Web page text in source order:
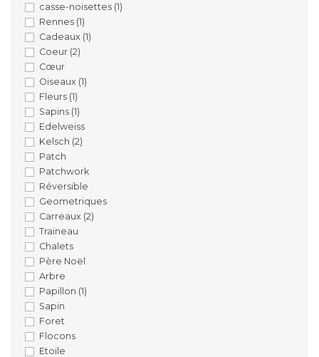
casse-noisettes (1)
Rennes (1)
Cadeaux (1)
Coeur (2)
Cœur
Oiseaux (1)
Fleurs (1)
Sapins (1)
Edelweiss
Kelsch (2)
Patch
Patchwork
Réversible
Geometriques
Carreaux (2)
Traineau
Chalets
Père Noël
Arbre
Papillon (1)
Sapin
Foret
Flocons
Etoile